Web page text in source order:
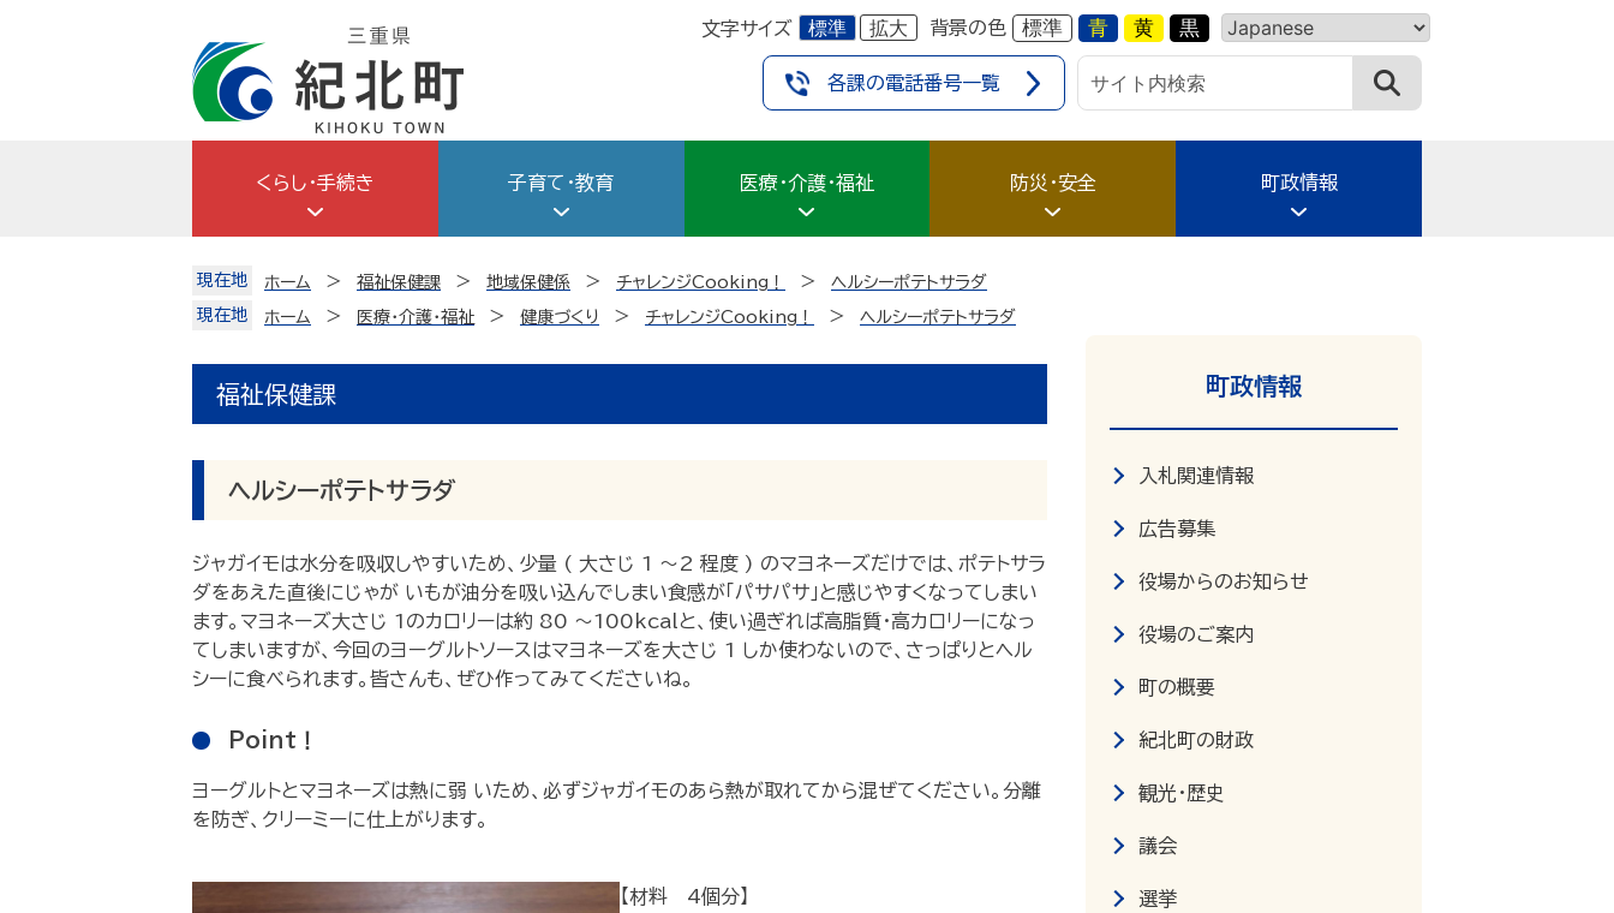
文字サイズ 標準 拡大 背景の色 標準 青 黄 黒
各課の電話番号一覧
くらし・手続き 子育て・教育 医療・介護・福祉 防災・安全 町政情報
現在地 ホーム 福祉保健課 地域保健係 チャレンジCooking！
ヘルシーポテトサラダ
現在地
ホーム 医療・介護・福祉 健康づくり チャレンジCooking！ ヘルシーポテトサラダ
福祉保健課
ヘルシーポテトサラダ
ジャガイモは水分を吸収しやすいため、少量 ( 大さじ 1 ～2 程度 ) のマヨネーズだけでは、ポテトサラ
ダをあえた直後にじゃが いもが油分を吸い込んでしまい食感が「パサパサ」と感じやすくなってしまい
ます。マヨネーズ大さじ 1のカロリーは約 80 ～100kcalと、使い過ぎれば高脂質・高カロリーになっ
てしまいますが、今回のヨーグルトソースはマヨネーズを大さじ 1 しか使わないので、さっぱりとヘル
シーに食べられます。皆さんも、ぜひ作ってみてくださいね。
Point！
ヨーグルトとマヨネーズは熱に弱 いため、必ずジャガイモのあら熱が取れてから混ぜてください。分離
を防ぎ、クリーミーに仕上がります。
【材料 4個分】
町政情報
入札関連情報
広告募集
役場からのお知らせ
役場のご案内
町の概要
紀北町の財政
観光・歴史
議会
選挙